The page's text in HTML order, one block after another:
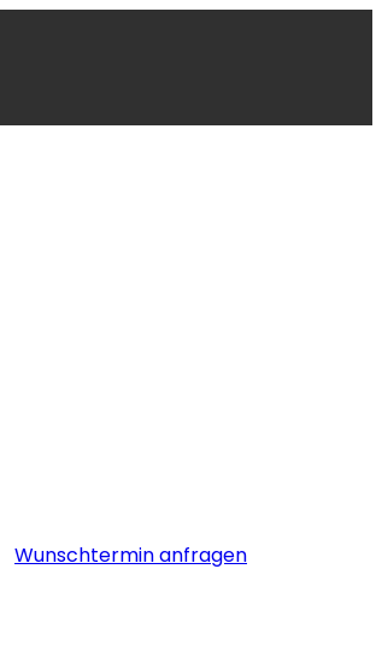
Wunschtermin anfragen